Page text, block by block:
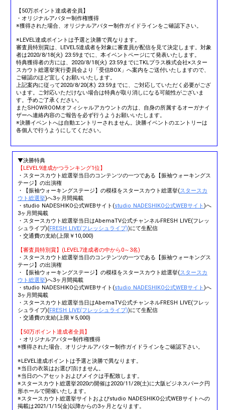
【50万ポイント達成者全員】
・オリジナルアバター制作権獲得
※獲得された場合、オリジナルアバター制作ガイドラインをご確認下さい。
※LEVEL達成ポイントは予選と決勝で異なります。
審査員特別賞は、LEVEL5達成者を対象に審査員が配信を見て決定します。対象
者は2020/8/18(火) 23:59までに、本イベントページにて発表いたします。
特典獲得者の方には、2020/8/18(火) 23:59までにTKLプラス株式会社×スター
スカウト総選挙実行委員会より「受信BOX」へ案内をご送付いたしますので、
ご確認のほど宜しくお願いいたします。
上記案内に従って2020/8/20(木) 23:59までに、ご対応していただく必要がござ
います。ご対応いただけない場合は特典が取り消しになる可能性がございま
す。予めご了承ください。
またSHOWROOMオフィシャルアカウントの方は、自身の所属するオーガナイ
ザーへ連絡内容のご報告を必ず行うようお願いいたします。
※決勝イベントへは自動エントリーされません。決勝イベントのエントリーは
各個人で行うようにしてください。
▼決勝特典
【LEVEL9達成かつランキング1位】
・スタースカウト総選挙当日のコンテンツの一つである【振袖ウォーキングス
テージ】の出演権
・【振袖ウォーキングステージ】の模様をスタースカウト総選挙(スタースカ
ウト総選挙)へ3ヶ月間掲載
・studio NADESHIKO公式WEBサイト(studio NADESHIKO公式WEBサイト)へ
3ヶ月間掲載
・スタースカウト総選挙当日はAbemaTV公式チャンネルFRESH LIVE(フレッ
シュライブ)(FRESH LIVE(フレッシュライブ))にて生配信
・交通費の支給(上限￥10,000)
【審査員特別賞】(LEVEL7達成者の中から0～3名)
・スタースカウト総選挙当日のコンテンツの一つである【振袖ウォーキングス
テージ】の出演権
・【振袖ウォーキングステージ】の模様をスタースカウト総選挙(スタースカ
ウト総選挙)へ3ヶ月間掲載
・studio NADESHIKO公式WEBサイト(studio NADESHIKO公式WEBサイト)へ
3ヶ月間掲載
・スタースカウト総選挙当日はAbemaTV公式チャンネルFRESH LIVE(フレッ
シュライブ)(FRESH LIVE(フレッシュライブ))にて生配信
・交通費の支給(上限￥5,000)
【50万ポイント達成者全員】
・オリジナルアバター制作権獲得
※獲得された場合、オリジナルアバター制作ガイドラインをご確認下さい。
※LEVEL達成ポイントは予選と決勝で異なります。
※当日の衣装はお選び頂けません。
※当日のヘアセットおよびメイクは手配致します。
※スタースカウト総選挙2020の開催は2020/11/28(土)に大阪ビジネスパーク円
形ホールで開催いたします。
※スタースカウト総選挙サイトおよびstudio NADESHIKO公式WEBサイトへの
掲載は2021/1/15(金)以降からの3ヶ月となります。